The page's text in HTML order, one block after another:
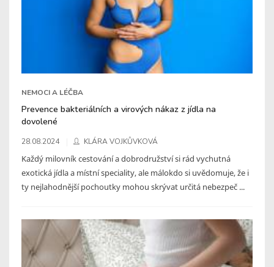
NEMOCI A LÉČBA
Prevence bakteriálních a virových nákaz z jídla na
dovolené
28.08.2024 KLÁRA VOJKŮVKOVÁ
Každý milovník cestování a dobrodružství si rád vychutná
exotická jídla a místní speciality, ale málokdo si uvědomuje, že i
ty nejlahodnější pochoutky mohou skrývat určitá nebezpeč ...